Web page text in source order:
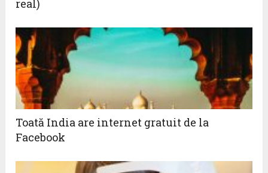
real)
Toată India are internet gratuit de la
Facebook